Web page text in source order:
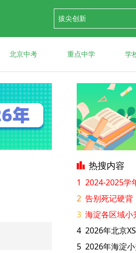
北京中考 重点中学 学
热搜内容
1
2
3
4 2026年北京
5